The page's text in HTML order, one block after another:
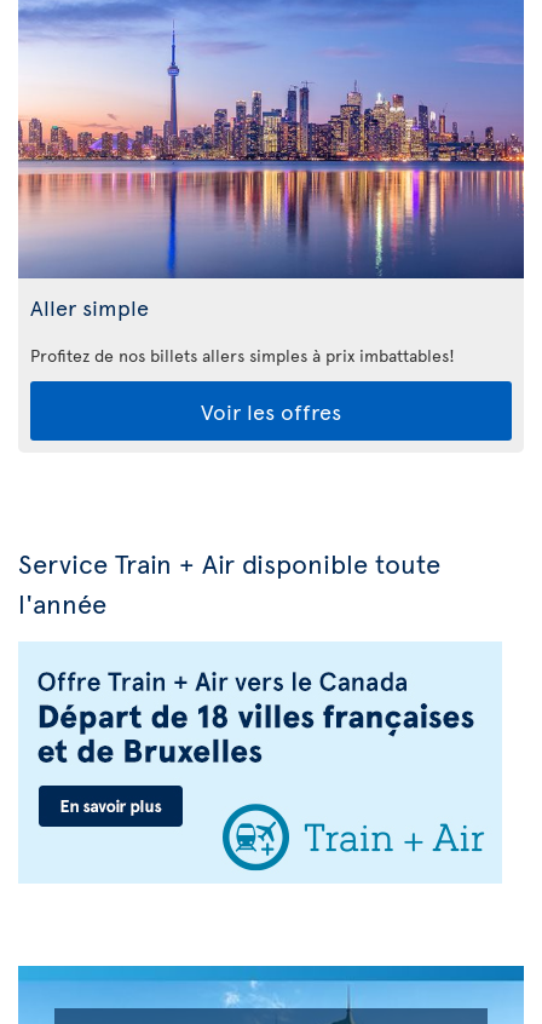
Aller simple
Profitez de nos billets allers simples à prix imbattables!
Voir les offres
Service Train + Air disponible toute
l'année